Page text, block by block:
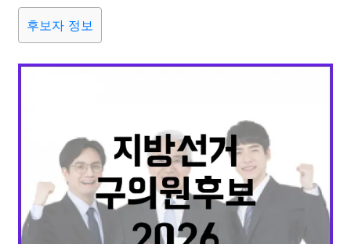
요리 상품리뷰
외국어 교육 교통 생활 기타
후보자 정보